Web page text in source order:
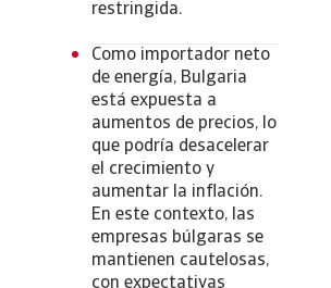
restringida.
Como importador neto
de energía, Bulgaria
está expuesta a
aumentos de precios, lo
que podría desacelerar
el crecimiento y
aumentar la inflación.
En este contexto, las
empresas búlgaras se
mantienen cautelosas,
con expectativas